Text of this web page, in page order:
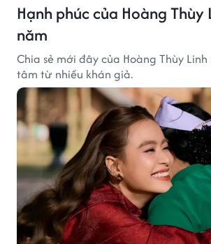
Hạnh phúc của Hoàng Thùy
năm
Chia sẻ mới đây của Hoàng Thùy
tâm từ nhiều khán giả.